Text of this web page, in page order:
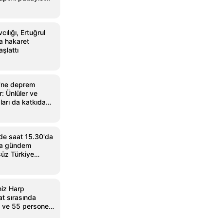
Ertuğrul
hakaret
deprem
Ünlüler ve
da katkıda
saat 15.30'da
gündem
Türkiye
Harp
sırasında
ve 55 personel